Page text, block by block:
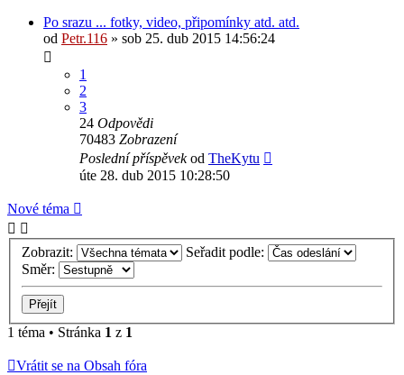
Po srazu ... fotky, video, připomínky atd. atd.
od Petr.116 » sob 25. dub 2015 14:56:24
1
2
3
24 Odpovědi
70483 Zobrazení
Poslední příspěvekod TheKytu
úte 28. dub 2015 10:28:50
Nové téma
Zobrazit:
Seřadit podle:
Směr:
1 téma • Stránka 1 z 1
Vrátit se na Obsah fóra